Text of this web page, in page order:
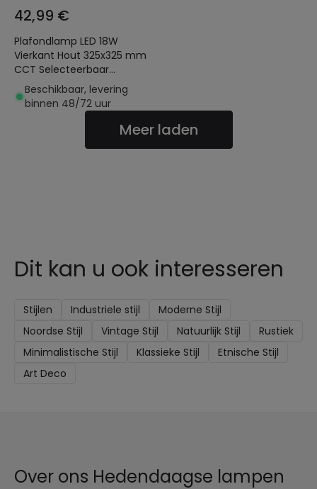
42,99 €
Plafondlamp LED 18W
Vierkant Hout 325x325 mm
CCT Selecteerbaar
Selecteerbare Semi-Dari
Beschikbaar, levering
binnen 48/72 uur
Meer laden
Dit kan u ook interesseren
Stijlen Industriele stijl
Moderne Stijl
Noordse Stijl
Vintage Stijl Natuurlijk Stijl
Rustiek
Minimalistische Stijl
Klassieke Stijl
Etnische Stijl
Art Deco
Over ons Hedendaagse lampen